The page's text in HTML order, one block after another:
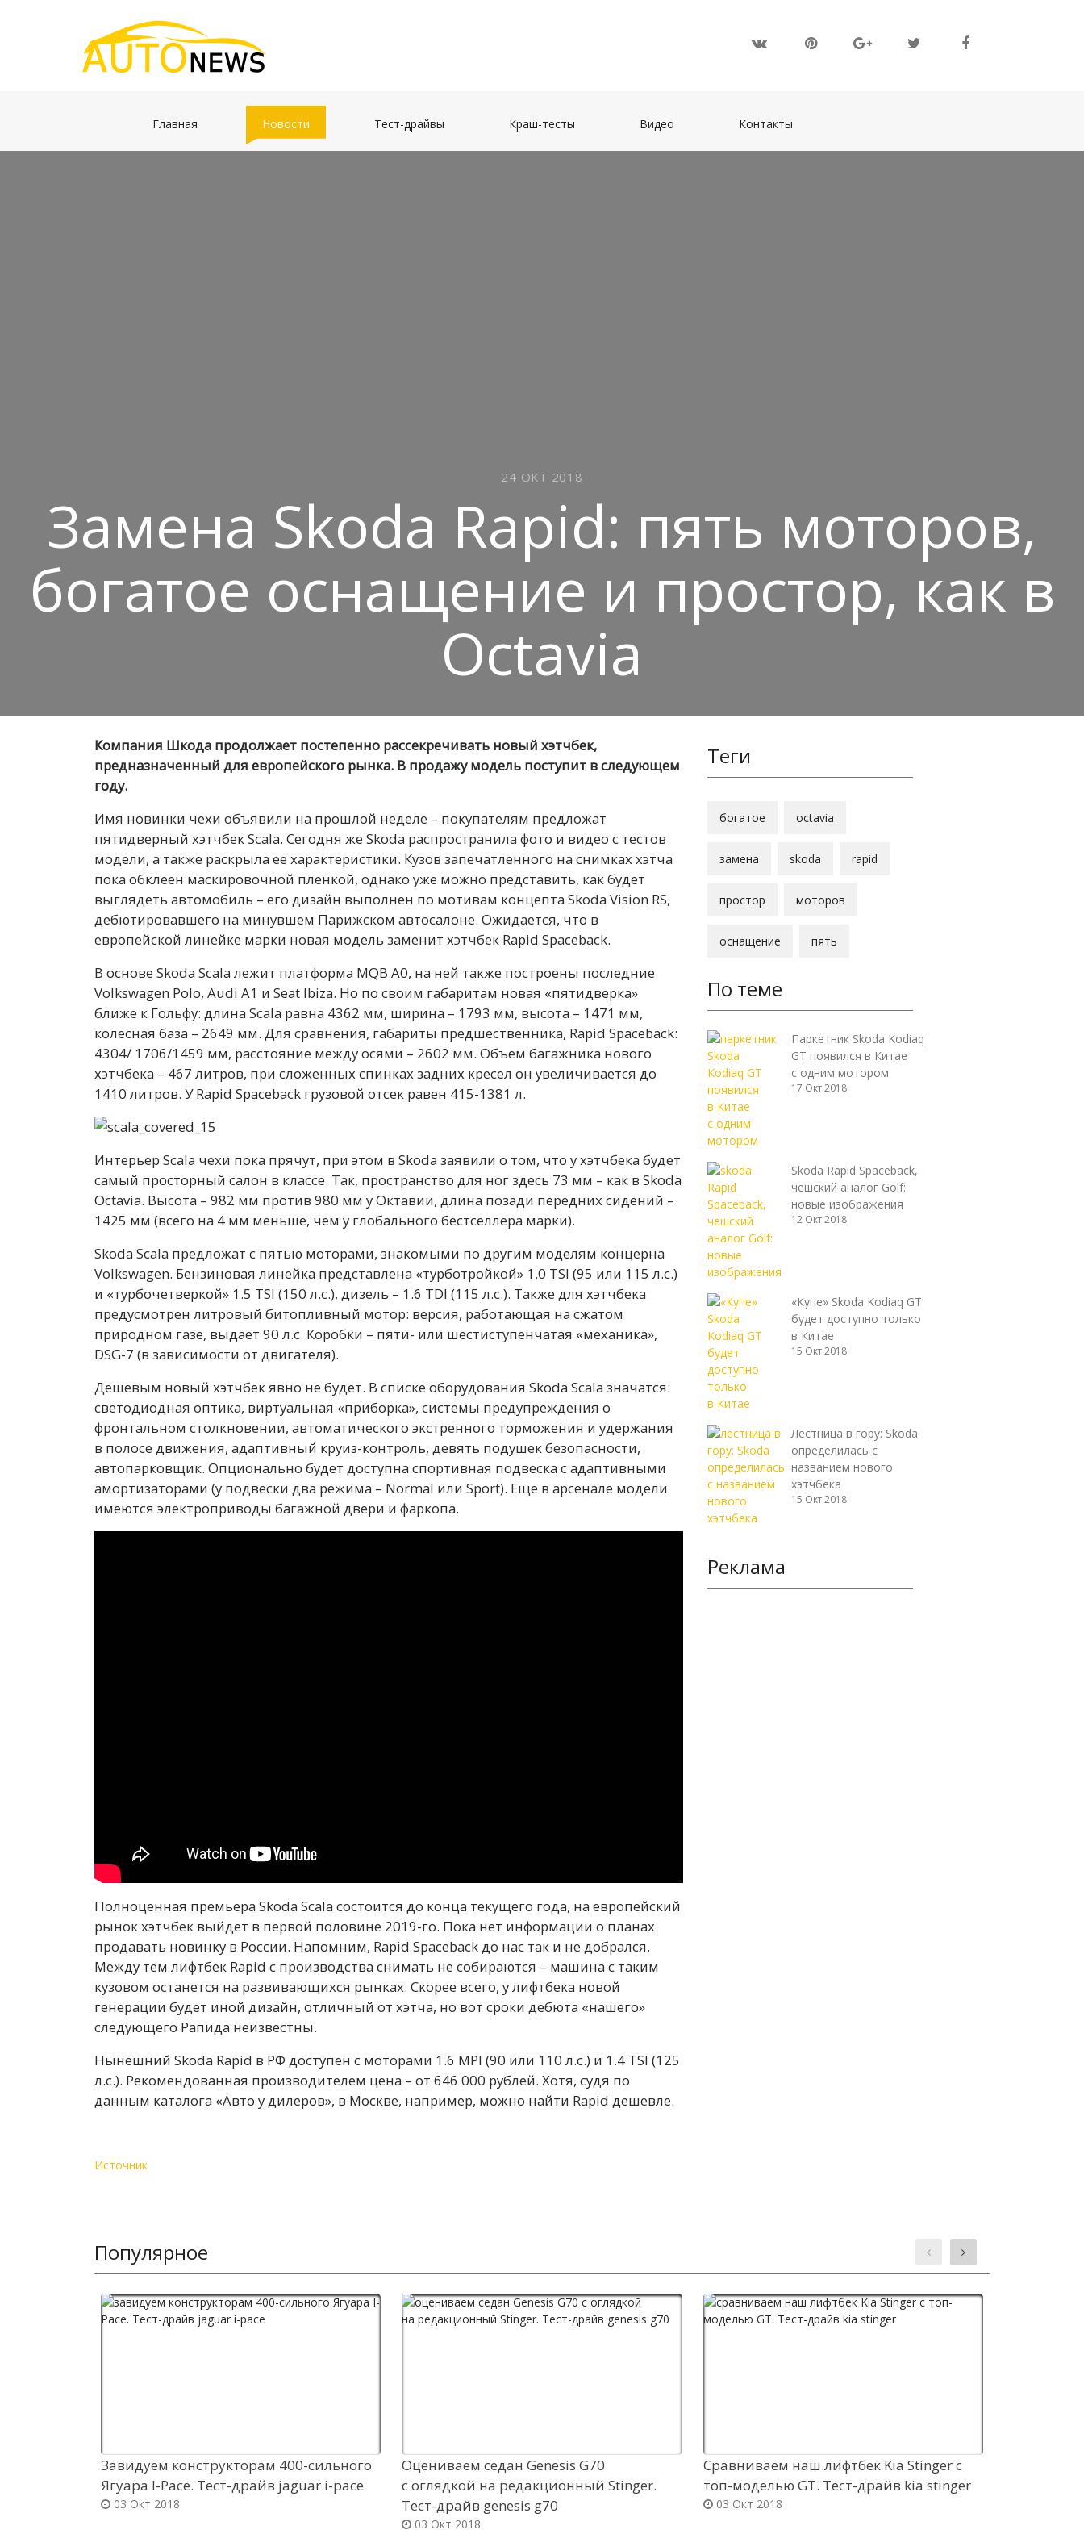
Главная Новости Тест-драйвы Краш-тесты Видео Контакты
24 ОКТ 2018
Замена Skoda Rapid: пять моторов,
богатое оснащение и простор, как в
Octavia
Компания Шкода продолжает постепенно рассекречивать новый хэтчбек,
предназначенный для европейского рынка. В продажу модель поступит в следующем
году.
Имя новинки чехи объявили на прошлой неделе – покупателям предложат
пятидверный хэтчбек Scala. Сегодня же Skoda распространила фото и видео с тестов
модели, а также раскрыла ее характеристики. Кузов запечатленного на снимках хэтча
пока обклеен маскировочной пленкой, однако уже можно представить, как будет
выглядеть автомобиль – его дизайн выполнен по мотивам концепта Skoda Vision RS,
дебютировавшего на минувшем Парижском автосалоне. Ожидается, что в
европейской линейке марки новая модель заменит хэтчбек Rapid Spaceback.
В основе Skoda Scala лежит платформа MQB A0, на ней также построены последние
Volkswagen Polo, Audi A1 и Seat Ibiza. Но по своим габаритам новая «пятидверка»
ближе к Гольфу: длина Scala равна 4362 мм, ширина – 1793 мм, высота – 1471 мм,
колесная база – 2649 мм. Для сравнения, габариты предшественника, Rapid Spaceback:
4304/ 1706/1459 мм, расстояние между осями – 2602 мм. Объем багажника нового
хэтчбека – 467 литров, при сложенных спинках задних кресел он увеличивается до
1410 литров. У Rapid Spaceback грузовой отсек равен 415-1381 л.
Интерьер Scala чехи пока прячут, при этом в Skoda заявили о том, что у хэтчбека будет
самый просторный салон в классе. Так, пространство для ног здесь 73 мм – как в Skoda
Octavia. Высота – 982 мм против 980 мм у Октавии, длина позади передних сидений –
1425 мм (всего на 4 мм меньше, чем у глобального бестселлера марки).
Skoda Scala предложат с пятью моторами, знакомыми по другим моделям концерна
Volkswagen. Бензиновая линейка представлена «турботройкой» 1.0 TSI (95 или 115 л.с.)
и «турбочетверкой» 1.5 TSI (150 л.с.), дизель – 1.6 TDI (115 л.с.). Также для хэтчбека
предусмотрен литровый битопливный мотор: версия, работающая на сжатом
природном газе, выдает 90 л.с. Коробки – пяти- или шестиступенчатая «механика»,
DSG-7 (в зависимости от двигателя).
Дешевым новый хэтчбек явно не будет. В списке оборудования Skoda Scala значатся:
светодиодная оптика, виртуальная «приборка», системы предупреждения о
фронтальном столкновении, автоматического экстренного торможения и удержания
в полосе движения, адаптивный круиз-контроль, девять подушек безопасности,
автопарковщик. Опционально будет доступна спортивная подвеска с адаптивными
амортизаторами (у подвески два режима – Normal или Sport). Еще в арсенале модели
имеются электроприводы багажной двери и фаркопа.
Полноценная премьера Skoda Scala состоится до конца текущего года, на европейский
рынок хэтчбек выйдет в первой половине 2019-го. Пока нет информации о планах
продавать новинку в России. Напомним, Rapid Spaceback до нас так и не добрался.
Между тем лифтбек Rapid с производства снимать не собираются – машина с таким
кузовом останется на развивающихся рынках. Скорее всего, у лифтбека новой
генерации будет иной дизайн, отличный от хэтча, но вот сроки дебюта «нашего»
следующего Рапида неизвестны.
Нынешний Skoda Rapid в РФ доступен с моторами 1.6 MPI (90 или 110 л.с.) и 1.4 TSI (125
л.с.). Рекомендованная производителем цена – от 646 000 рублей. Хотя, судя по
данным каталога «Авто у дилеров», в Москве, например, можно найти Rapid дешевле.
Источник
Теги
богатое octavia
замена skoda rapid
простор моторов
оснащение пять
По теме
Паркетник Skoda Kodiaq
GT появился в Китае
с одним мотором
17 Окт 2018
Skoda Rapid Spaceback,
чешский аналог Golf:
новые изображения
12 Окт 2018
«Купе» Skoda Kodiaq GT
будет доступно только
в Китае
15 Окт 2018
Лестница в гору: Skoda
определилась с
названием нового
хэтчбека
15 Окт 2018
Реклама
Популярное
Завидуем конструкторам 400-сильного
Ягуара I-Pace. Тест-драйв jaguar i-pace
03 Окт 2018
Оцениваем седан Genesis G70
с оглядкой на редакционный Stinger.
Тест-драйв genesis g70
03 Окт 2018
Сравниваем наш лифтбек Kia Stinger c
топ-моделью GT. Тест-драйв kia stinger
03 Окт 2018